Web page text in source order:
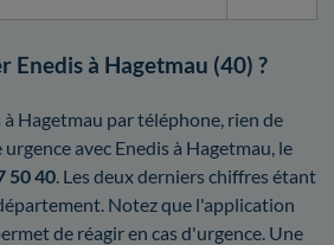
Enedis à Hagetmau (40) ?
Hagetmau par téléphone, rien de
avec Enedis à Hagetmau, le
50 40 . Les deux derniers chiffres étant
Notez que l'application
de réagir en cas d'urgence. Une